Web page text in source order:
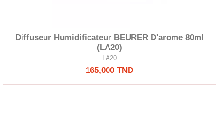
Diffuseur Humidificateur BEURER D'arome 80ml
(LA20)
LA20
165,000 TND